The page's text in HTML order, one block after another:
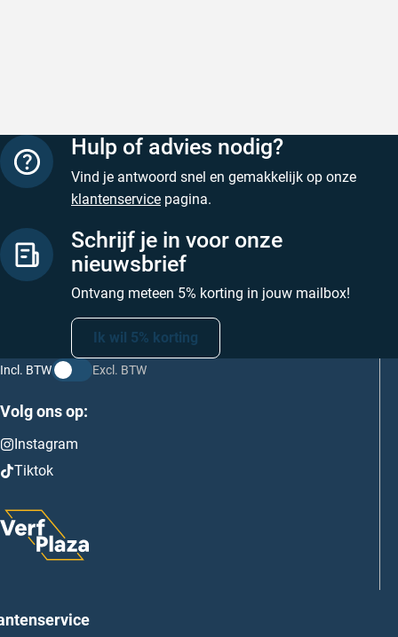
Hulp of advies nodig?
Vind je antwoord snel en gemakkelijk op onze
klantenservice pagina.
Schrijf je in voor onze
nieuwsbrief
Ontvang meteen 5% korting in jouw mailbox!
Ik wil 5% korting
Incl. BTW Excl. BTW
Volg ons op:
Instagram
Tiktok